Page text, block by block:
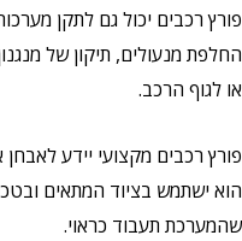
פורץ רכבים יכול גם לתקן
החלפת מנעולים, תיקון של
או לגוף הרכב.
פורץ רכבים מקצועי יידע
הוא ישתמש בציוד המתאים
שהמערכת תעבוד כראוי.